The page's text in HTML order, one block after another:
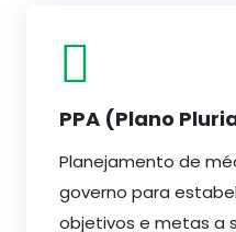
PPA (Plano
Planejamento de
governo para
objetivos e metas a